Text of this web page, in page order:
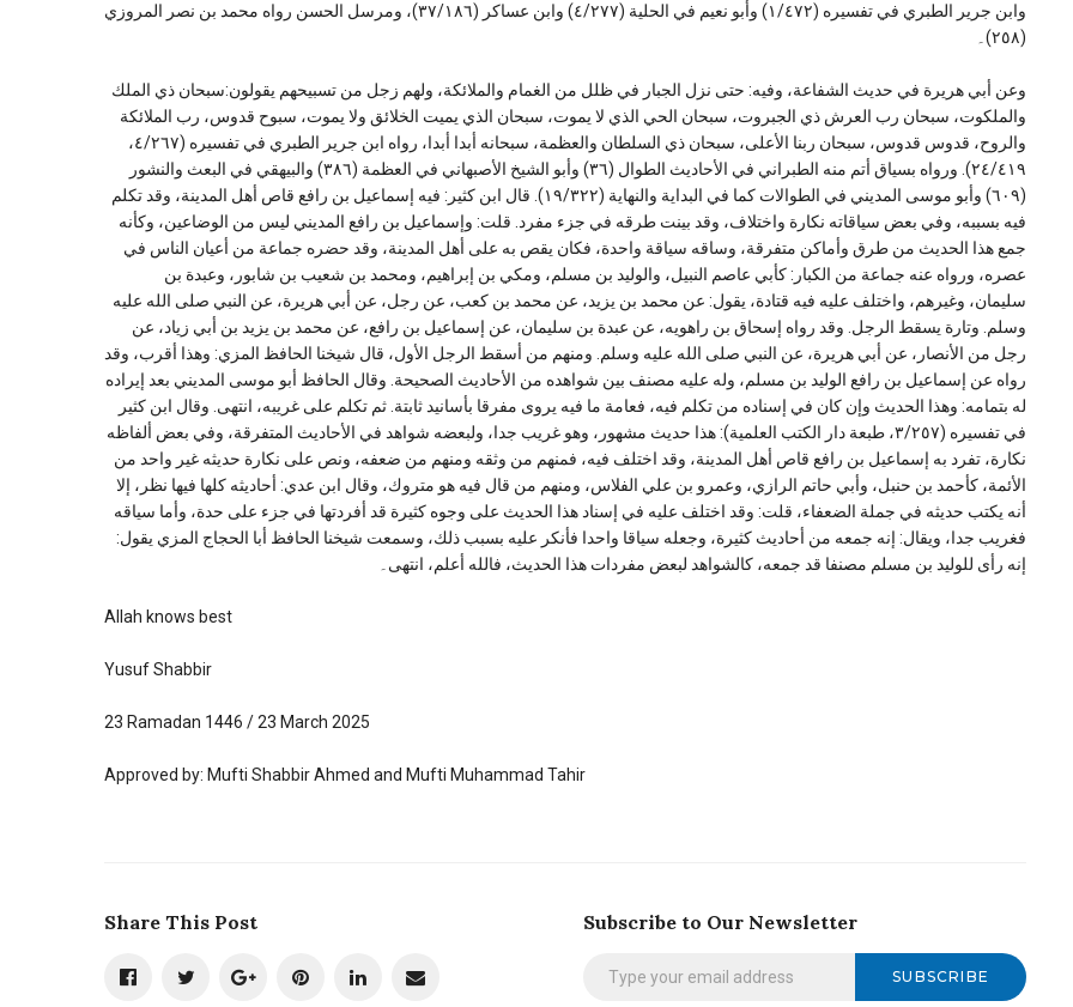
وابن جرير الطبري في تفسيره (١/٤٧٢) وأبو نعيم في الحلية (٤/٢٧٧) وابن عساكر (٣٧/١٨٦)، ومرسل الحسن رواه محمد بن نصر المروزي
(٢٥٨)۔
وعن أبي هريرة في حديث الشفاعة، وفيه: حتى نزل الجبار في ظلل من الغمام والملائكة، ولهم زجل من تسبيحهم يقولون:سبحان ذي الملك
والملكوت، سبحان رب العرش ذي الجبروت، سبحان الحي الذي لا يموت، سبحان الذي يميت الخلائق ولا يموت، سبوح قدوس، رب الملائكة
والروح، قدوس قدوس، سبحان ربنا الأعلى، سبحان ذي السلطان والعظمة، سبحانه أبدا أبدا، رواه ابن جرير الطبري في تفسيره (٤/٢٦٧،
٢٤/٤١٩). ورواه بسياق أتم منه الطبراني في الأحاديث الطوال (٣٦) وأبو الشيخ الأصبهاني في العظمة (٣٨٦) والبيهقي في البعث والنشور
(٦٠٩) وأبو موسى المديني في الطوالات كما في البداية والنهاية (١٩/٣٢٢). قال ابن كثير: فيه إسماعيل بن رافع قاص أهل المدينة، وقد تكلم
فيه بسببه، وفي بعض سياقاته نكارة واختلاف، وقد بينت طرقه في جزء مفرد. قلت: وإسماعيل بن رافع المديني ليس من الوضاعين، وكأنه
جمع هذا الحديث من طرق وأماكن متفرقة، وساقه سياقة واحدة، فكان يقص به على أهل المدينة، وقد حضره جماعة من أعيان الناس في
عصره، ورواه عنه جماعة من الكبار: كأبي عاصم النبيل، والوليد بن مسلم، ومكي بن إبراهيم، ومحمد بن شعيب بن شابور، وعبدة بن
سليمان، وغيرهم، واختلف عليه فيه قتادة، يقول: عن محمد بن يزيد، عن محمد بن كعب، عن رجل، عن أبي هريرة، عن النبي صلى الله عليه
وسلم. وتارة يسقط الرجل. وقد رواه إسحاق بن راهويه، عن عبدة بن سليمان، عن إسماعيل بن رافع، عن محمد بن يزيد بن أبي زياد، عن
رجل من الأنصار، عن أبي هريرة، عن النبي صلى الله عليه وسلم. ومنهم من أسقط الرجل الأول، قال شيخنا الحافظ المزي: وهذا أقرب، وقد
رواه عن إسماعيل بن رافع الوليد بن مسلم، وله عليه مصنف بين شواهده من الأحاديث الصحيحة. وقال الحافظ أبو موسى المديني بعد إيراده
له بتمامه: وهذا الحديث وإن كان في إسناده من تكلم فيه، فعامة ما فيه يروى مفرقا بأسانيد ثابتة. ثم تكلم على غريبه، انتهى. وقال ابن كثير
في تفسيره (٣/٢٥٧، طبعة دار الكتب العلمية): هذا حديث مشهور، وهو غريب جدا، ولبعضه شواهد في الأحاديث المتفرقة، وفي بعض ألفاظه
نكارة، تفرد به إسماعيل بن رافع قاص أهل المدينة، وقد اختلف فيه، فمنهم من وثقه ومنهم من ضعفه، ونص على نكارة حديثه غير واحد من
الأئمة، كأحمد بن حنبل، وأبي حاتم الرازي، وعمرو بن علي الفلاس، ومنهم من قال فيه هو متروك، وقال ابن عدي: أحاديثه كلها فيها نظر، إلا
أنه يكتب حديثه في جملة الضعفاء، قلت: وقد اختلف عليه في إسناد هذا الحديث على وجوه كثيرة قد أفردتها في جزء على حدة، وأما سياقه
فغريب جدا، ويقال: إنه جمعه من أحاديث كثيرة، وجعله سياقا واحدا فأنكر عليه بسبب ذلك، وسمعت شيخنا الحافظ أبا الحجاج المزي يقول:
إنه رأى للوليد بن مسلم مصنفا قد جمعه، كالشواهد لبعض مفردات هذا الحديث، فالله أعلم، انتهى۔
Allah knows best
Yusuf Shabbir
23 Ramadan 1446 / 23 March 2025
Approved by: Mufti Shabbir Ahmed and Mufti Muhammad Tahir
Share This Post Subscribe to Our Newsletter
SUBSCRIBE